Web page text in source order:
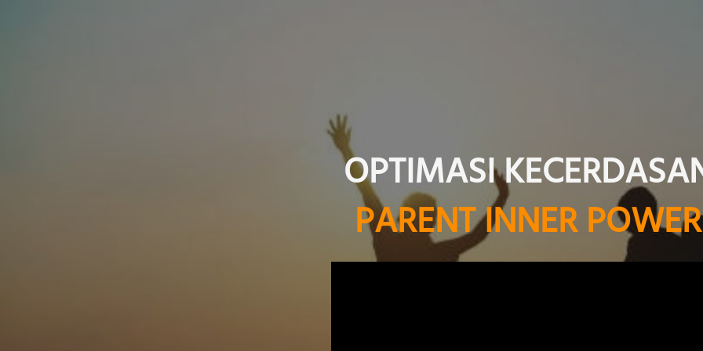
OPTIMASI
PARENT INNER POWER